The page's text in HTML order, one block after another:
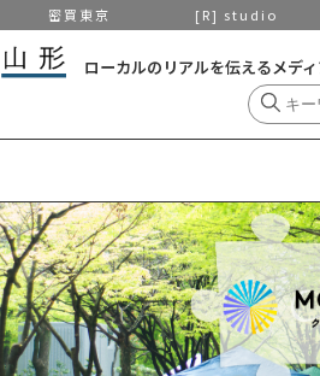
密買東京 [R] studio
ローカルのリアルを伝えるメデ